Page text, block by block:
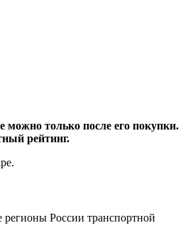
можно только после его покупки.
рейтинг.
регионы России транспортной